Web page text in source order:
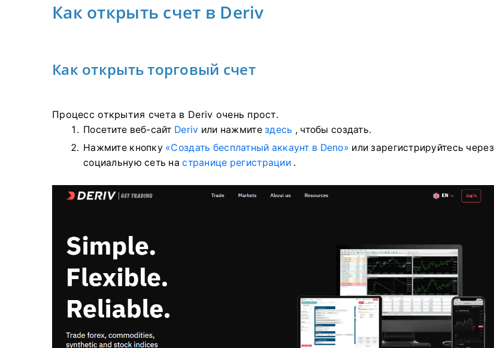
Как открыть счет в Deriv
Как открыть торговый счет
Процесс открытия счета в Deriv очень прост.
Посетите веб-сайт Deriv или нажмитездесь , чтобы создать.
Нажмите кнопку «Создать бесплатный аккаунт в Deno» или зарегистрируйтесь через
социальную сеть настранице регистрации.